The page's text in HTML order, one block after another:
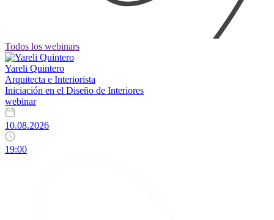
Todos los webinars
Yareli Quintero
Arquitecta e Interiorista
Iniciación en el Diseño de Interiores
webinar
10.08.2026
19:00